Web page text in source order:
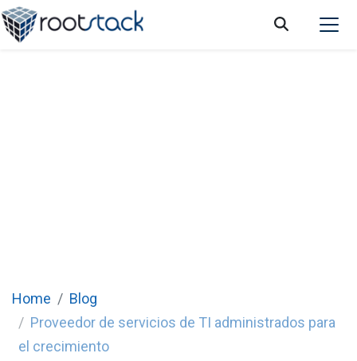
Home
Blog
Proveedor de servicios de TI administrados para
el crecimiento